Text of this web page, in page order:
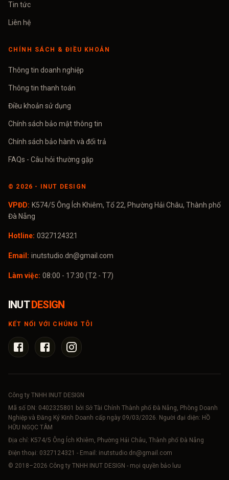
Tin tức
Liên hệ
CHÍNH SÁCH & ĐIỀU KHOẢN
Thông tin doanh nghiệp
Thông tin thanh toán
Điều khoản sử dụng
Chính sách bảo mật thông tin
Chính sách bảo hành và đổi trả
FAQs - Câu hỏi thường gặp
© 2026 - INUT DESIGN
VPĐD: K574/5 Ông Ích Khiêm, Tổ 22, Phường Hải Châu, Thành phố
Đà Nẵng
Hotline: 0327124321
Email: inutstudio.dn@gmail.com
Làm việc: 08:00 - 17:30 (T2 - T7)
INUT DESIGN
KẾT NỐI VỚI CHÚNG TÔI
Công ty TNHH INUT DESIGN
Mã số DN: 0402325801
bởi Sở Tài Chính Thành phố Đà Nẵng, Phòng Doanh
Nghiệp và Đăng Ký Kinh Doanh cấp ngày 09/03/2026. Người đại diện: HỒ
HỮU NGỌC TÂM
Địa chỉ: K574/5 Ông Ích Khiêm, Phường Hải Châu, Thành phố Đà Nẵng
Điện thoại: 0327124321 - Email: inutstudio.dn@gmail.com
© 2018–2026 Công ty TNHH INUT DESIGN - mọi quyền bảo lưu